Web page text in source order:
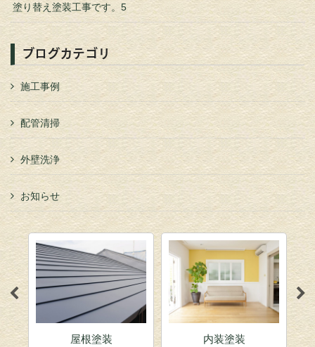
塗り替え塗装工事です。5
ブログカテゴリ
施工事例
配管清掃
外壁洗浄
お知らせ
屋根塗装 内装塗装